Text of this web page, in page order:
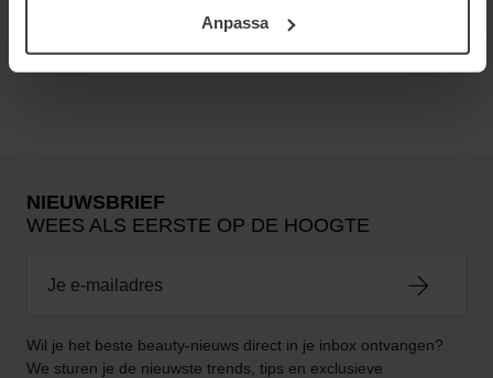
Anpassa
NIEUWSBRIEF
WEES ALS EERSTE OP DE HOOGTE
Wil je het beste beauty-nieuws direct in je inbox ontvangen?
We sturen je de nieuwste trends, tips en exclusieve